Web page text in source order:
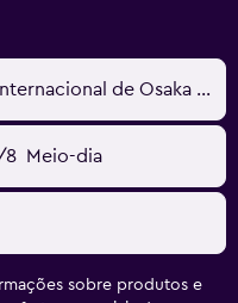
Osaka, Japão - Aeroporto Internacional de Osaka Kansai (KIX)
8 Meio-dia
sobre produtos e